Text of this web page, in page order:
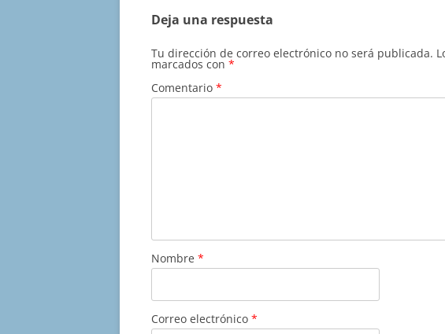
Deja una respuesta
Tu dirección de correo electrónico no será publicada.
marcados con *
Comentario *
Nombre *
Correo electrónico *